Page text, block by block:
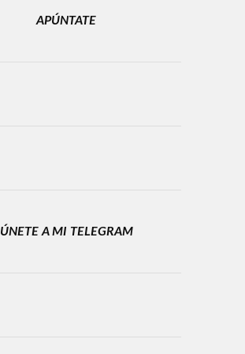
APÚNTATE
ÚNETE A MI TELEGRAM